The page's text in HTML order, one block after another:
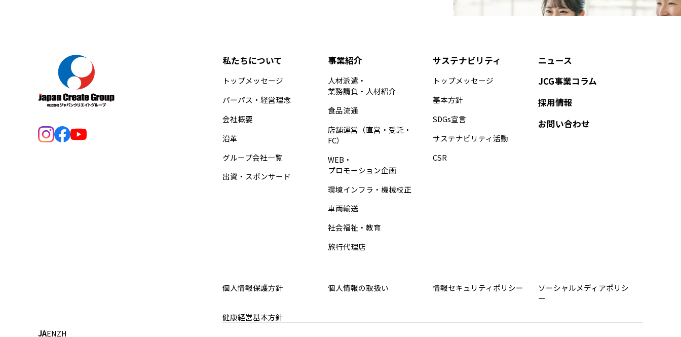
私たちについて
トップメッセージ
パーパス・経営理念
会社概要
沿革
グループ会社一覧
出資・スポンサード
事業紹介
人材派遣・
業務請負・人材紹介
食品流通
店舗運営 （直営・受託・
FC）
WEB・
プロモーション企画
環境インフラ・ 機械校正
車両輸送
社会福祉・教育
旅行代理店
サステナビリティ
トップメッセージ
基本方針
SDGs宣言
サステナビリティ活動
CSR
ニュース
JCG事業コラム
採用情報
お問い合わせ
個人情報保護方針 個人情報の取扱い 情報セキュリティポリシー ソーシャルメディアポリシ
ー
健康経営基本方針
JAENZH